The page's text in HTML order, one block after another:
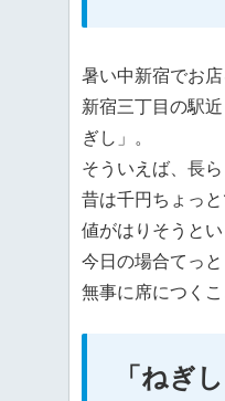
暑い中新宿でお
新宿三丁目の駅
ぎし」。
そういえば、長ら
昔は千円ちょっ
値がはりそうと
今日の場合てっ
無事に席につくこ
「ねぎ